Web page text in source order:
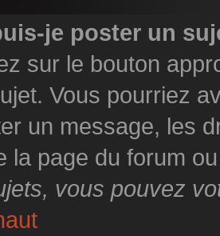
je poster un
sur le bouton
Vous pourriez
un message, les
la page du forum
vous pouvez